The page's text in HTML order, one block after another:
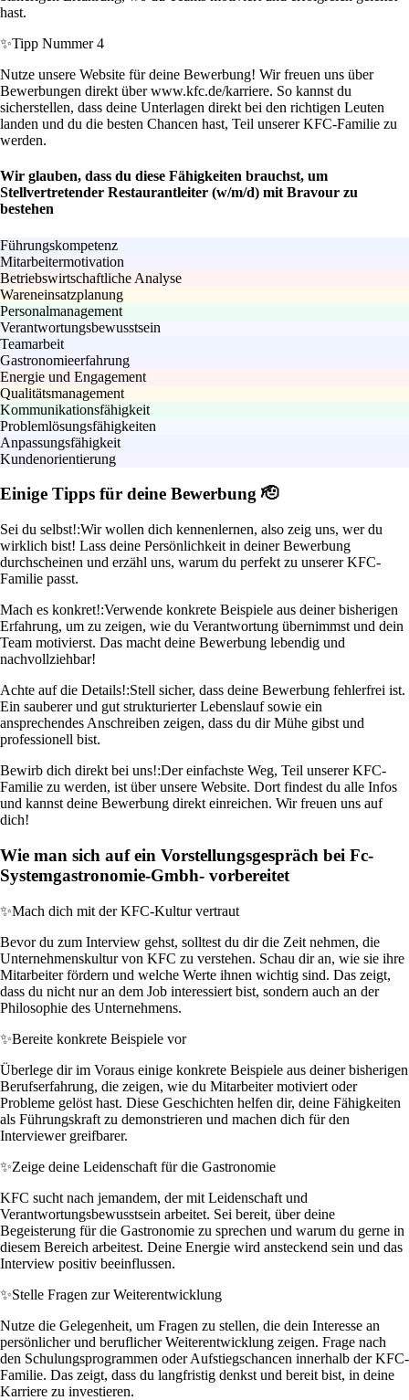
hast.
✨Tipp Nummer 4
Nutze unsere Website für deine Bewerbung! Wir freuen uns über
Bewerbungen direkt über www.kfc.de/karriere. So kannst du
sicherstellen, dass deine Unterlagen direkt bei den richtigen Leuten
landen und du die besten Chancen hast, Teil unserer KFC-Familie zu
werden.
Wir glauben, dass du diese Fähigkeiten brauchst, um
Stellvertretender Restaurantleiter (w/m/d) mit Bravour zu
bestehen
Führungskompetenz
Mitarbeitermotivation
Betriebswirtschaftliche Analyse
Wareneinsatzplanung
Personalmanagement
Verantwortungsbewusstsein
Teamarbeit
Gastronomieerfahrung
Energie und Engagement
Qualitätsmanagement
Kommunikationsfähigkeit
Problemlösungsfähigkeiten
Anpassungsfähigkeit
Kundenorientierung
Einige Tipps für deine Bewerbung 🫡
Sei du selbst!:Wir wollen dich kennenlernen, also zeig uns, wer du
wirklich bist! Lass deine Persönlichkeit in deiner Bewerbung
durchscheinen und erzähl uns, warum du perfekt zu unserer KFC-
Familie passt.
Mach es konkret!:Verwende konkrete Beispiele aus deiner bisherigen
Erfahrung, um zu zeigen, wie du Verantwortung übernimmst und dein
Team motivierst. Das macht deine Bewerbung lebendig und
nachvollziehbar!
Achte auf die Details!:Stell sicher, dass deine Bewerbung fehlerfrei ist.
Ein sauberer und gut strukturierter Lebenslauf sowie ein
ansprechendes Anschreiben zeigen, dass du dir Mühe gibst und
professionell bist.
Bewirb dich direkt bei uns!:Der einfachste Weg, Teil unserer KFC-
Familie zu werden, ist über unsere Website. Dort findest du alle Infos
und kannst deine Bewerbung direkt einreichen. Wir freuen uns auf
dich!
Wie man sich auf ein Vorstellungsgespräch bei Fc-
Systemgastronomie-Gmbh- vorbereitet
✨Mach dich mit der KFC-Kultur vertraut
Bevor du zum Interview gehst, solltest du dir die Zeit nehmen, die
Unternehmenskultur von KFC zu verstehen. Schau dir an, wie sie ihre
Mitarbeiter fördern und welche Werte ihnen wichtig sind. Das zeigt,
dass du nicht nur an dem Job interessiert bist, sondern auch an der
Philosophie des Unternehmens.
✨Bereite konkrete Beispiele vor
Überlege dir im Voraus einige konkrete Beispiele aus deiner bisherigen
Berufserfahrung, die zeigen, wie du Mitarbeiter motiviert oder
Probleme gelöst hast. Diese Geschichten helfen dir, deine Fähigkeiten
als Führungskraft zu demonstrieren und machen dich für den
Interviewer greifbarer.
✨Zeige deine Leidenschaft für die Gastronomie
KFC sucht nach jemandem, der mit Leidenschaft und
Verantwortungsbewusstsein arbeitet. Sei bereit, über deine
Begeisterung für die Gastronomie zu sprechen und warum du gerne in
diesem Bereich arbeitest. Deine Energie wird ansteckend sein und das
Interview positiv beeinflussen.
✨Stelle Fragen zur Weiterentwicklung
Nutze die Gelegenheit, um Fragen zu stellen, die dein Interesse an
persönlicher und beruflicher Weiterentwicklung zeigen. Frage nach
den Schulungsprogrammen oder Aufstiegschancen innerhalb der KFC-
Familie. Das zeigt, dass du langfristig denkst und bereit bist, in deine
Karriere zu investieren.